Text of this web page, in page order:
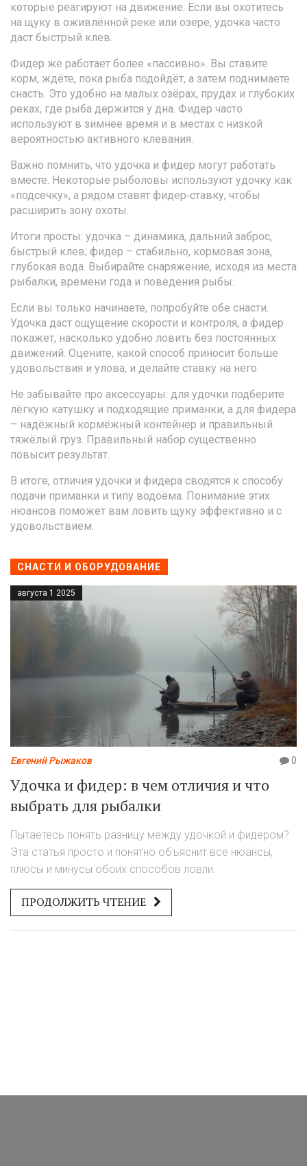
которые реагируют на движение. Если вы охотитесь
на щуку в оживлённой реке или озере, удочка часто
даст быстрый клев.
Фидер же работает более «пассивно». Вы ставите
корм, ждёте, пока рыба подойдёт, а затем поднимаете
снасть. Это удобно на малых озёрах, прудах и глубоких
реках, где рыба держится у дна. Фидер часто
используют в зимнее время и в местах с низкой
вероятностью активного клевания.
Важно помнить, что удочка и фидер могут работать
вместе. Некоторые рыболовы используют удочку как
«подсечку», а рядом ставят фидер‑ставку, чтобы
расширить зону охоты.
Итоги просты: удочка – динамика, дальний заброс,
быстрый клев; фидер – стабильно, кормовая зона,
глубокая вода. Выбирайте снаряжение, исходя из места
рыбалки, времени года и поведения рыбы.
Если вы только начинаете, попробуйте обе снасти.
Удочка даст ощущение скорости и контроля, а фидер
покажет, насколько удобно ловить без постоянных
движений. Оцените, какой способ приносит больше
удовольствия и улова, и делайте ставку на него.
Не забывайте про аксессуары: для удочки подберите
лёгкую катушку и подходящие приманки, а для фидера
– надёжный кормёжный контейнер и правильный
тяжёлый груз. Правильный набор существенно
повысит результат.
В итоге, отличия удочки и фидера сводятся к способу
подачи приманки и типу водоёма. Понимание этих
нюансов поможет вам ловить щуку эффективно и с
удовольствием.
СНАСТИ И ОБОРУДОВАНИЕ
августа 1 2025
Евгений Рыжаков 0
Удочка и фидер: в чем отличия и что
выбрать для рыбалки
Пытаетесь понять разницу между удочкой и фидером?
Эта статья просто и понятно объяснит все нюансы,
плюсы и минусы обоих способов ловли.
ПРОДОЛЖИТЬ ЧТЕНИЕ